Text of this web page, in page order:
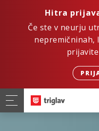
Hitra
Če ste v neurju
nepremičninah,